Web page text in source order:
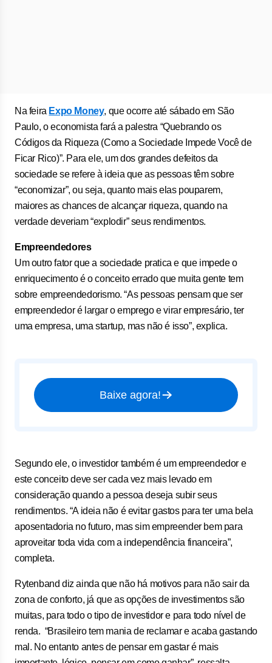
Na feira Expo Money, que ocorre até sábado em São
Paulo, o economista fará a palestra “Quebrando os
Códigos da Riqueza (Como a Sociedade Impede Você de
Ficar Rico)”. Para ele, um dos grandes defeitos da
sociedade se refere à ideia que as pessoas têm sobre
“economizar”, ou seja, quanto mais elas pouparem,
maiores as chances de alcançar riqueza, quando na
verdade deveriam “explodir” seus rendimentos.
Empreendedores
Um outro fator que a sociedade pratica e que impede o
enriquecimento é o conceito errado que muita gente tem
sobre empreendedorismo. “As pessoas pensam que ser
empreendedor é largar o emprego e virar empresário, ter
uma empresa, uma startup, mas não é isso”, explica.
Baixe agora!
Segundo ele, o investidor também é um empreendedor e
este conceito deve ser cada vez mais levado em
consideração quando a pessoa deseja subir seus
rendimentos. “A ideia não é evitar gastos para ter uma bela
aposentadoria no futuro, mas sim empreender bem para
aproveitar toda vida com a independência financeira”,
completa.
Rytenband diz ainda que não há motivos para não sair da
zona de conforto, já que as opções de investimentos são
muitas, para todo o tipo de investidor e para todo nível de
renda. “Brasileiro tem mania de reclamar e acaba gastando
mal. No entanto antes de pensar em gastar é mais